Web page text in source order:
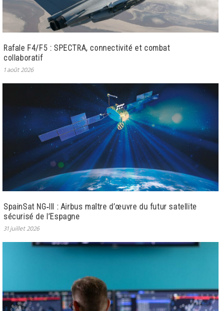
Rafale F4/F5 : SPECTRA, connectivité et combat
collaboratif
1 août 2026
SpainSat NG‑III : Airbus maître d’œuvre du futur satellite
sécurisé de l’Espagne
31 juillet 2026